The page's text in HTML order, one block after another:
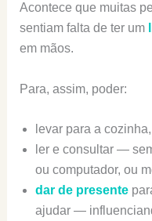
Acontece que muitas
sentiam falta de ter um
em mãos.
Para, assim, poder:
levar para a cozinha,
ler e consultar —
ou computador, ou
dar de presente
ajudar —